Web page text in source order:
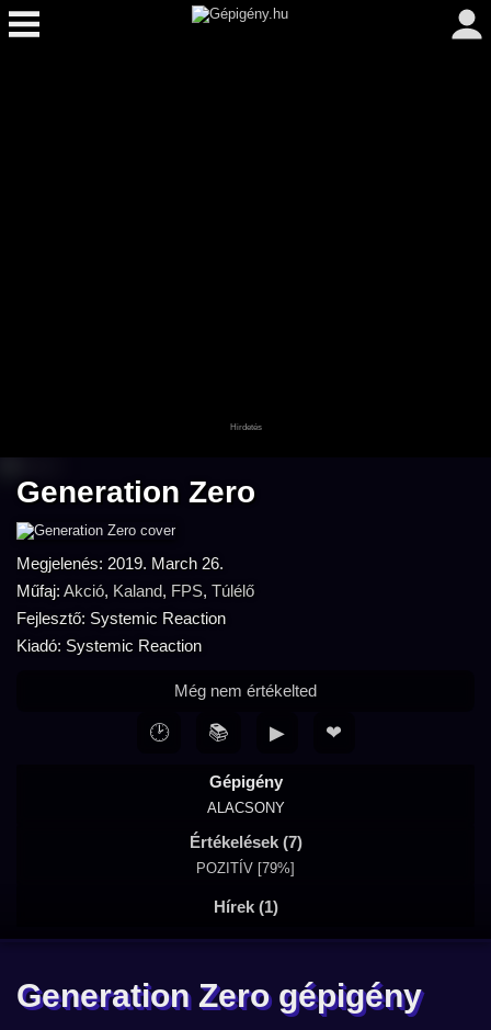
Generation Zero
Megjelenés: 2019. March 26.
Műfaj: Akció, Kaland, FPS, Túlélő
Fejlesztő: Systemic Reaction
Kiadó: Systemic Reaction
Gépigény
ALACSONY
Értékelések (7)
POZITÍV [79%]
Hírek (1)
Még nem értékelted
🕑 📚 ▶ ❤
Generation Zero gépigény